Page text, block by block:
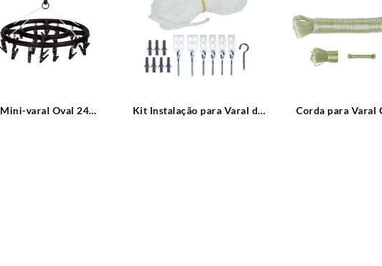
Mini-varal Oval 24
Kit Instalação para Varal de
Corda para Varal